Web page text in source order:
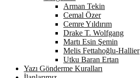
Arman Tekin
Cemal Özer
Cemre Yıldırım
Drake T. Wolfgang
Martı Esin Şemin
Melis Fettahoğlu-Hallier
Utku Baran Ertan
Yazı Gönderme Kuralları